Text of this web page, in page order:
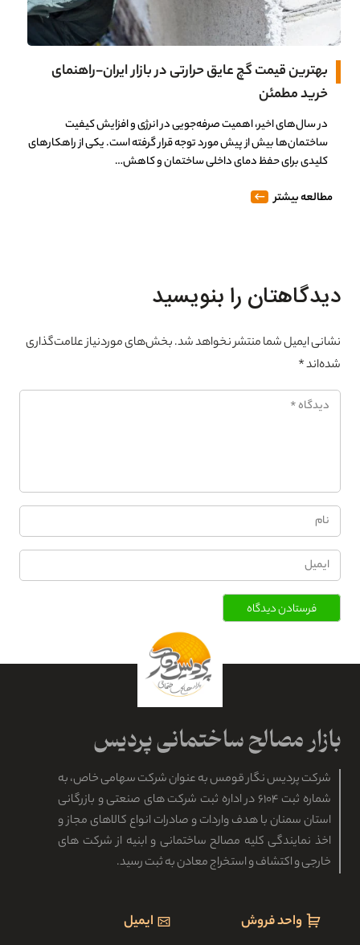
بهترین قیمت گچ عایق حرارتی در بازار ایران-راهنمای
خرید مطمئن
در سال‌های اخیر، اهمیت صرفه‌جویی در انرژی و افزایش کیفیت
ساختمان‌ها بیش از پیش مورد توجه قرار گرفته است. یکی از راهکارهای
کلیدی برای حفظ دمای داخلی ساختمان و کاهش…
مطالعه بیشتر
دیدگاهتان را بنویسید
نشانی ایمیل شما منتشر نخواهد شد.بخش‌های موردنیاز علامت‌گذاری
شده‌اند*
فرستادن دیدگاه
شرکت پردیس نگار قومس به عنوان شرکت سهامی خاص، به
شماره ثبت ۶۱۰۴ در اداره ثبت شرکت های صنعتی و بازرگانی
استان سمنان با هدف واردات و صادرات انواع کالاهای مجاز و
اخذ نمایندگی کلیه مصالح ساختمانی و ابنیه از شرکت های
خارجی و اکتشاف و استخراج معادن به ثبت رسید.
واحد فروش ایمیل